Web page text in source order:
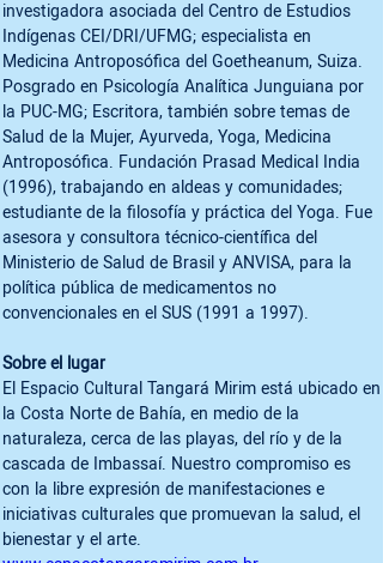
investigadora asociada del Centro de Estudios
Indígenas CEI/DRI/UFMG; especialista en
Medicina Antroposófica del Goetheanum, Suiza.
Posgrado en Psicología Analítica Junguiana por
la PUC-MG; Escritora, también sobre temas de
Salud de la Mujer, Ayurveda, Yoga, Medicina
Antroposófica. Fundación Prasad Medical India
(1996), trabajando en aldeas y comunidades;
estudiante de la filosofía y práctica del Yoga. Fue
asesora y consultora técnico-científica del
Ministerio de Salud de Brasil y ANVISA, para la
política pública de medicamentos no
convencionales en el SUS (1991 a 1997).
Sobre el lugar
El Espacio Cultural Tangará Mirim está ubicado en
la Costa Norte de Bahía, en medio de la
naturaleza, cerca de las playas, del río y de la
cascada de Imbassaí. Nuestro compromiso es
con la libre expresión de manifestaciones e
iniciativas culturales que promuevan la salud, el